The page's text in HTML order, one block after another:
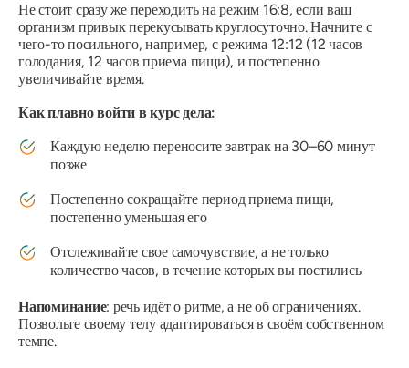
Не стоит сразу же переходить на режим 16:8, если ваш
организм привык перекусывать круглосуточно. Начните с
чего-то посильного, например, с режима 12:12 (12 часов
голодания, 12 часов приема пищи), ипостепенно
увеличивайте время.
Как плавно войти в курс дела:
Каждую неделю переносите завтрак на 30–60 минут
позже
Постепенно сокращайте период приема пищи,
постепенно уменьшая его
Отслеживайте свое самочувствие, а не только
количество часов, в течение которых вы постились
Напоминание: речь идёт о ритме, а не об ограничениях.
Позвольте своему телу адаптироваться в своём собственном
темпе.